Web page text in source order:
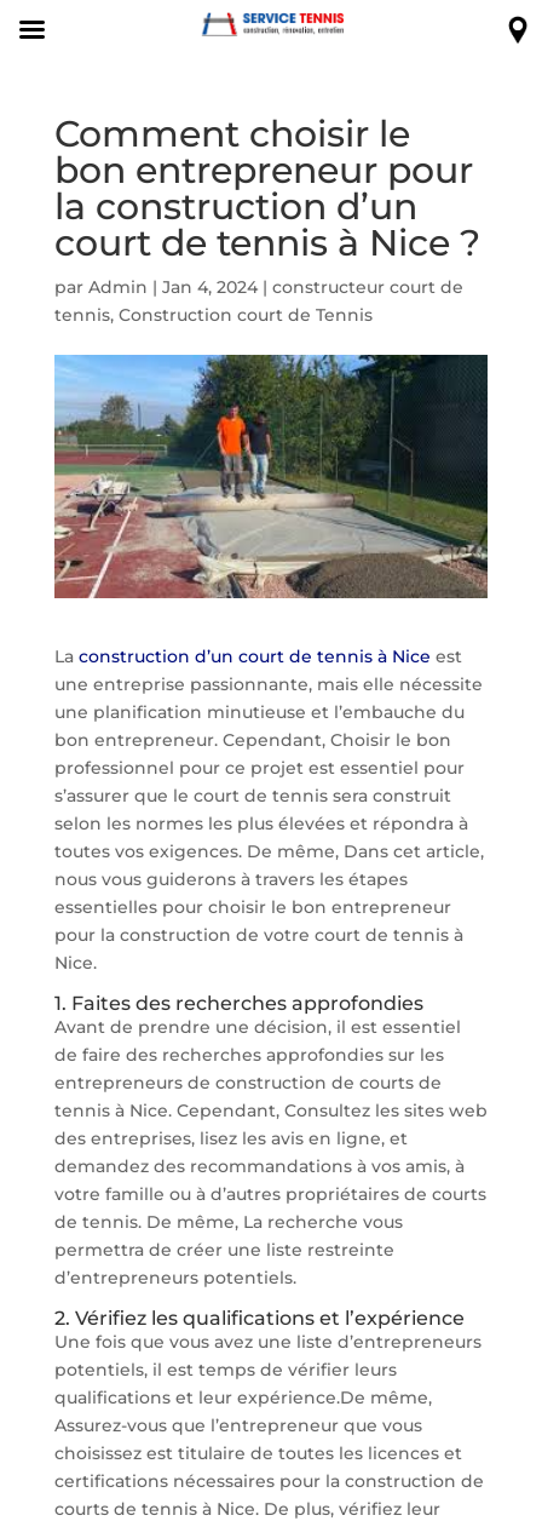
Comment choisir le
bon entrepreneur pour
la construction d’un
court de tennis à Nice ?
par Admin | Jan 4, 2024| constructeur court de
tennis, Construction court de Tennis
La construction d’un court de tennis à Nice est
une entreprise passionnante, mais elle nécessite
une planification minutieuse et l’embauche du
bon entrepreneur. Cependant, Choisir le bon
professionnel pour ce projet est essentiel pour
s’assurer que le court de tennis sera construit
selon les normes les plus élevées et répondra à
toutes vos exigences. De même, Dans cet article,
nous vous guiderons à travers les étapes
essentielles pour choisir le bon entrepreneur
pour la construction de votre court de tennis à
Nice.
1. Faites des recherches approfondies
Avant de prendre une décision, il est essentiel
de faire des recherches approfondies sur les
entrepreneurs de construction de courts de
tennis à Nice. Cependant, Consultez les sites web
des entreprises, lisez les avis en ligne, et
demandez des recommandations à vos amis, à
votre famille ou à d’autres propriétaires de courts
de tennis. De même, La recherche vous
permettra de créer une liste restreinte
d’entrepreneurs potentiels.
2. Vérifiez les qualifications et l’expérience
Une fois que vous avez une liste d’entrepreneurs
potentiels, il est temps de vérifier leurs
qualifications et leur expérience.De même,
Assurez-vous que l’entrepreneur que vous
choisissez est titulaire de toutes les licences et
certifications nécessaires pour la construction de
courts de tennis à Nice. De plus, vérifiez leur